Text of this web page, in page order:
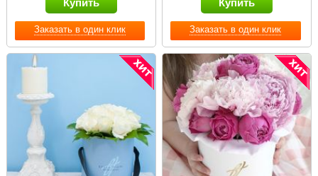
Заказать в один клик Заказать в один клик